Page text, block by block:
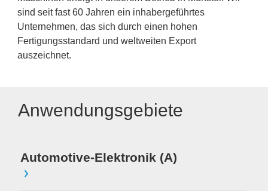
sind seit fast 60 Jahren ein inhabergeführtes
Unternehmen, das sich durch einen hohen
Fertigungsstandard und weltweiten Export
auszeichnet.
Anwendungsgebiete
Automotive-Elektronik (A)